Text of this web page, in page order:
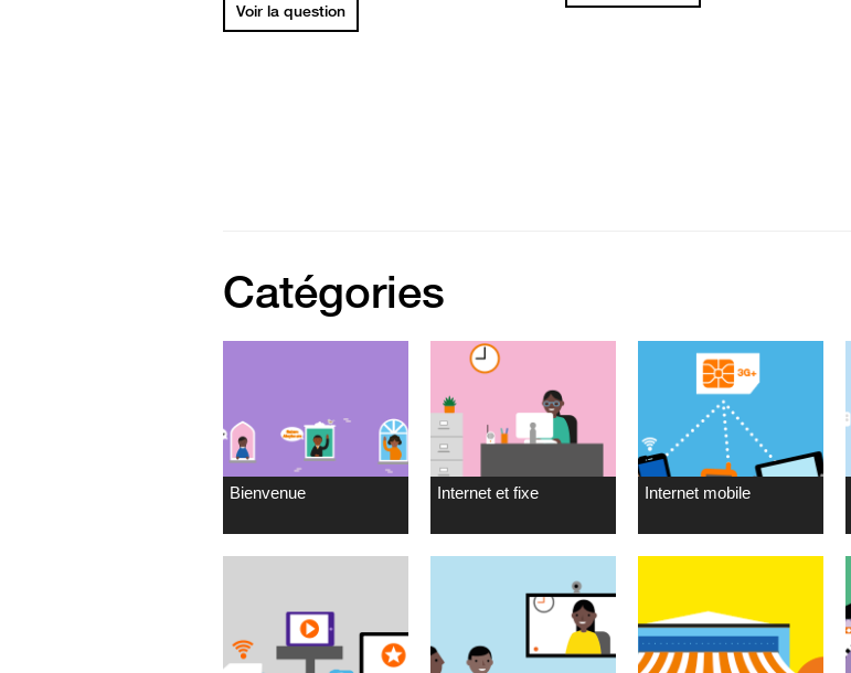
Voir la question
Catégories
Bienvenue Internet et fixe Internet mobile